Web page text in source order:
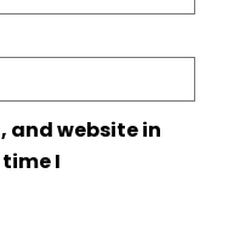
and website in
I